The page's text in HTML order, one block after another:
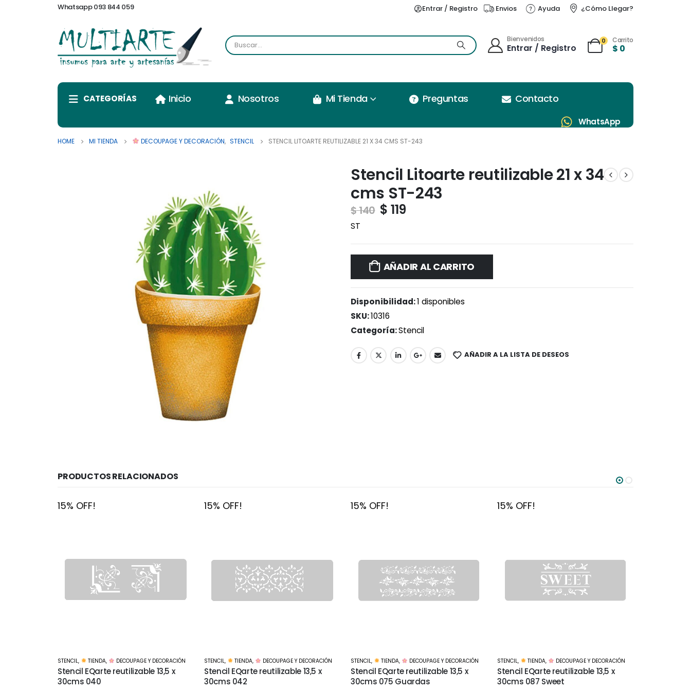
Whatsapp 093 844 059 Entrar / Registro Envios Ayuda ¿Cómo Llegar?
Bienvenidos
Entrar / Registro
0 Carrito
$ 0
CATEGORÍAS Inicio Nosotros Mi Tienda Preguntas Contacto
WhatsApp
HOME MI TIENDA DECOUPAGE Y DECORACIÓN, STENCIL STENCIL LITOARTE REUTILIZABLE 21 X 34 CMS ST-243
Stencil Litoarte reutilizable 21 x 34
cms ST-243
$140 $ 119
ST
AÑADIR AL CARRITO
Disponibilidad:1 disponibles
SKU:10316
Categoría:Stencil
AÑADIR A LA LISTA DE DESEOS
PRODUCTOS RELACIONADOS
15% OFF!
STENCIL, TIENDA, DECOUPAGE Y DECORACIÓN
Stencil EQarte reutilizable 13,5 x
30cms 042
15% OFF!
STENCIL, TIENDA, DECOUPAGE Y DECORACIÓN
Stencil EQarte reutilizable 13,5 x
30cms 075 Guardas
15% OFF!
STENCIL, TIENDA, DECOUPAGE Y DECORACIÓN
Stencil EQarte reutilizable 13,5 x
30cms 087 Sweet
15% OFF!
STENCIL, TIENDA, DECOUPAGE Y DECORACIÓN
Stencil EQarte reutilizable 15 x
15cms 911 Reloj